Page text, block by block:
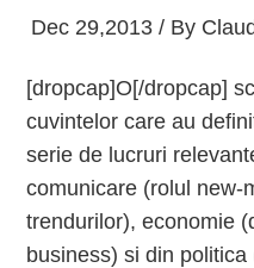
Dec 29,2013 / By
[dropcap]O[/dropcap]
cuvintelor care au
serie de lucruri
comunicare (rolul new-
trendurilor), economie
business) si din